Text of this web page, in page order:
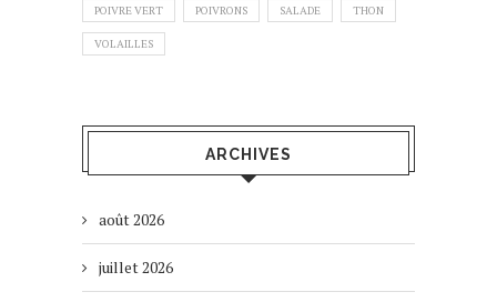
POIVRE VERT POIVRONS SALADE THON
VOLAILLES
ARCHIVES
août 2026
juillet 2026